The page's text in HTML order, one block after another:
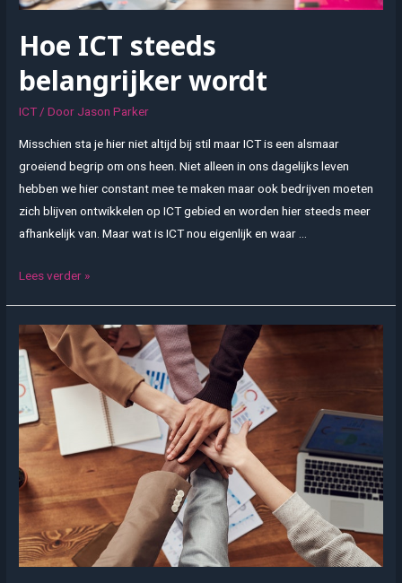
Hoe ICT steeds
belangrijker wordt
ICT/ Door Jason Parker
Misschien sta je hier niet altijd bij stil maar ICT is een alsmaar
groeiend begrip om ons heen. Niet alleen in ons dagelijks leven
hebben we hier constant mee te maken maar ook bedrijven moeten
zich blijven ontwikkelen op ICT gebied en worden hier steeds meer
afhankelijk van. Maar wat is ICT nou eigenlijk en waar …
Hoe
belangrijker
wordt
Lees verder »